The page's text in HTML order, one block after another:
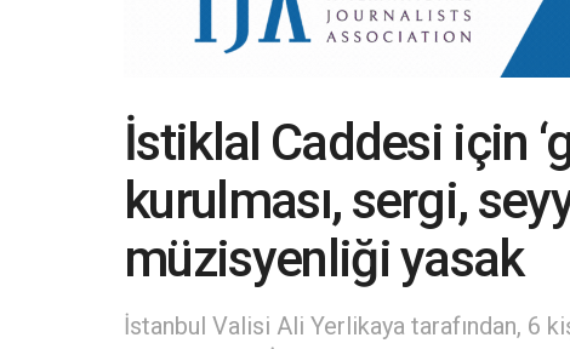
İstiklal Caddesi için
kurulması, sergi,
müzisyenliği yasak
İstanbul Valisi Ali Yerlikaya tarafından, 6